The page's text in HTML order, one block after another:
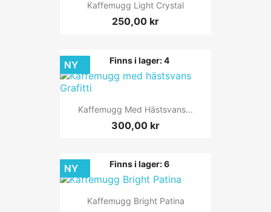
Kaffemugg Light Crystal
250,00 kr
Finns i lager: 4
Kaffemugg Med Hästsvans...
300,00 kr
NY
Finns i lager: 6
Kaffemugg Bright Patina
NY